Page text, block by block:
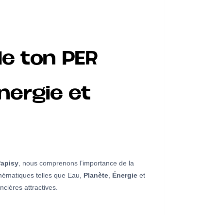
ton PER
et
, nous comprenons l’importance de la
telles que Eau, Planète, Énergie et
attractives.